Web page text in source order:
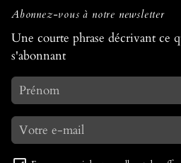
Abonnez-vous à notre newsletter
Une courte phrase décrivant ce
s'abonnant